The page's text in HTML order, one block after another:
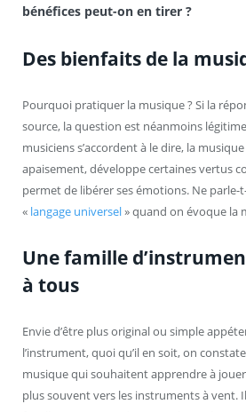
bénéfices peut-on en tirer ?
Des bienfaits de la
Pourquoi pratiquer la musique ? Si la
source, la question est néanmoins
musiciens s’accordent à le dire, la
apaisement, développe certaines vertus
permet de libérer ses émotions. Ne parle-
« langage universel» quand on évoque la
Une famille
à tous
Envie d’être plus original ou simple
l’instrument, quoi qu’il en soit, on
musique qui souhaitent apprendre à
plus souvent vers les instruments à vent.